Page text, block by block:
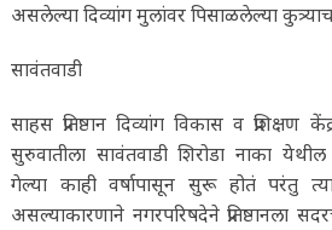
असलेल्या दिव्यांग मुलांवर पिसाळलेल्या
सावंतवाडी
साहस प्रतिष्ठान दिव्यांग विकास व प्रशिक्षण
सुरुवातीला सावंतवाडी शिरोडा नाका
गेल्या काही वर्षापासून सुरू होतं परंतु
असल्याकारणाने नगरपरिषदेने प्रतिष्ठानला